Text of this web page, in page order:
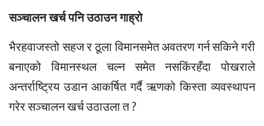
सञ्चालन खर्च पनि उठाउन गाह्रो
भैरहवाजस्तो सहज र ठूला विमानसमेत अवतरण गर्न सकिने गरी
बनाएको विमानस्थल चल्न समेत नसकिंरहँदा पोखराले
अन्तर्राष्ट्रिय उडान आकर्षित गर्दै ऋणको किस्ता व्यवस्थापन
गरेर सञ्चालन खर्च उठाउला त ?